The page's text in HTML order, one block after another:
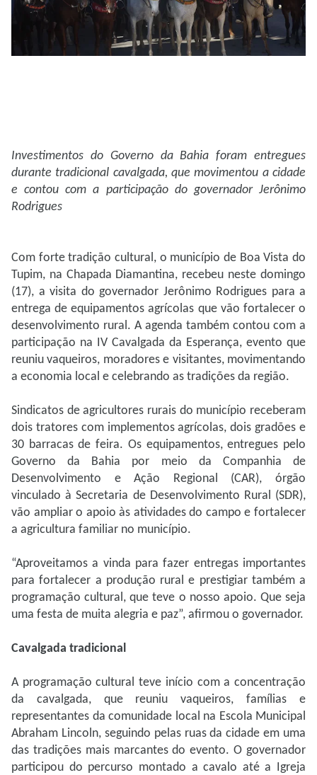
Investimentos do Governo da Bahia foram entregues
durante tradicional cavalgada, que movimentou a cidade
e contou com a participação do governador Jerônimo
Rodrigues
Com forte tradição cultural, o município de Boa Vista do
Tupim, na Chapada Diamantina, recebeu neste domingo
(17), a visita do governador Jerônimo Rodrigues para a
entrega de equipamentos agrícolas que vão fortalecer o
desenvolvimento rural. A agenda também contou com a
participação na IV Cavalgada da Esperança, evento que
reuniu vaqueiros, moradores e visitantes, movimentando
a economia local e celebrando as tradições da região.
Sindicatos de agricultores rurais do município receberam
dois tratores com implementos agrícolas, dois gradões e
30 barracas de feira. Os equipamentos, entregues pelo
Governo da Bahia por meio da Companhia de
Desenvolvimento e Ação Regional (CAR), órgão
vinculado à Secretaria de Desenvolvimento Rural (SDR),
vão ampliar o apoio às atividades do campo e fortalecer
a agricultura familiar no município.
“Aproveitamos a vinda para fazer entregas importantes
para fortalecer a produção rural e prestigiar também a
programação cultural, que teve o nosso apoio. Que seja
uma festa de muita alegria e paz”, afirmou o governador.
Cavalgada tradicional
A programação cultural teve início com a concentração
da cavalgada, que reuniu vaqueiros, famílias e
representantes da comunidade local na Escola Municipal
Abraham Lincoln, seguindo pelas ruas da cidade em uma
das tradições mais marcantes do evento. O governador
participou do percurso montado a cavalo até a Igreja